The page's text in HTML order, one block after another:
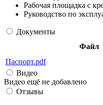
Рабочая площадка с
Руководство по
Документы
Файл
Паспорт.pdf
Видео
Видео ещё не добавлено
Отзывы